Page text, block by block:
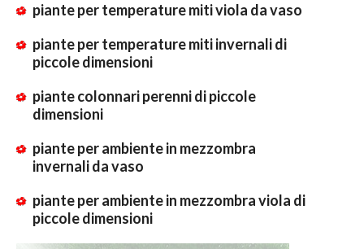
piante per temperature miti viola da vaso
piante per temperature miti invernali di
piccole dimensioni
piante colonnari perenni di piccole
dimensioni
piante per ambiente in mezzombra
invernali da vaso
piante per ambiente in mezzombra viola di
piccole dimensioni